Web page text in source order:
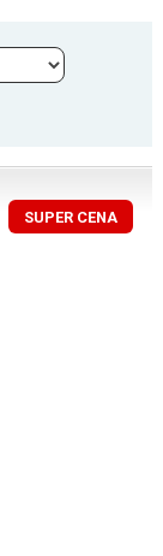
SUPER CENA